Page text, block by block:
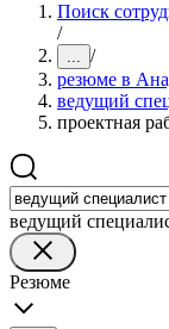
Поиск
/
... /
резюме в
ведущий
проектная
ведущий
Резюме